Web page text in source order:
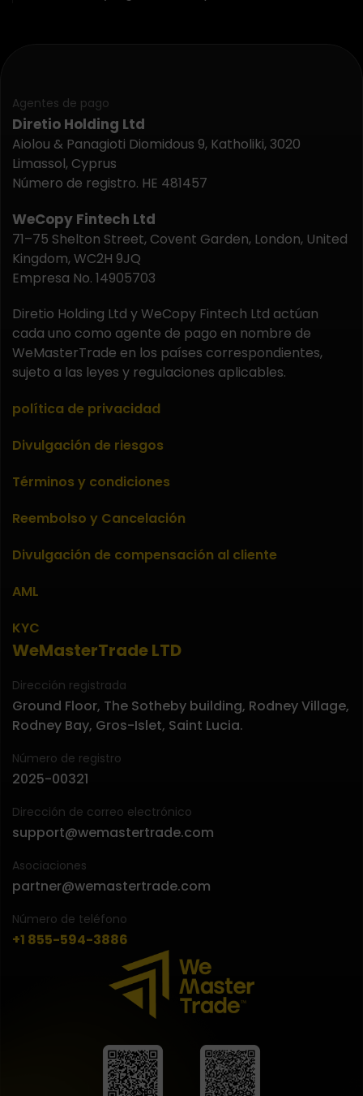
WeMasterTrade LTD
Dirección registrada
Ground Floor, The Sotheby building, Rodney Village,
Rodney Bay, Gros-Islet, Saint Lucia.
Número de registro
2025-00321
Dirección de correo electrónico
support@wemastertrade.com
Asociaciones
partner@wemastertrade.com
Número de teléfono
+1 855-594-3886
Agentes de pago
Diretio Holding Ltd
Aiolou & Panagioti Diomidous 9, Katholiki, 3020
Limassol, Cyprus
Número de registro. HE 481457
WeCopy Fintech Ltd
71–75 Shelton Street, Covent Garden, London, United
Kingdom, WC2H 9JQ
Empresa No. 14905703
Diretio Holding Ltd y WeCopy Fintech Ltd actúan
cada uno como agente de pago en nombre de
WeMasterTrade en los países correspondientes,
sujeto a las leyes y regulaciones aplicables.
política de privacidad
Divulgación de riesgos
Términos y condiciones
Reembolso y Cancelación
Divulgación de compensación al cliente
AML
KYC